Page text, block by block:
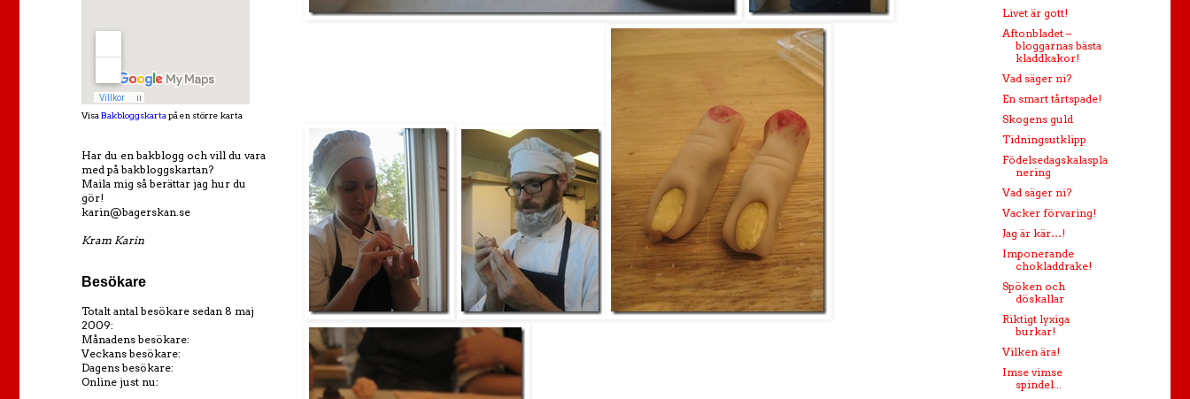
Visa Bakbloggskarta på en större karta
Har du en bakblogg och vill du vara
med på bakbloggskartan?
Maila mig så berättar jag hur du
gör!
karin@bagerskan.se
Kram Karin
Besökare
Totalt antal besökare sedan 8 maj
2009:
Månadens besökare:
Veckans besökare:
Dagens besökare:
Online just nu:
Livet är gott!
Aftonbladet –
bloggarnas bästa
kladdkakor!
Vad säger ni?
En smart tårtspade!
Skogens guld
Tidningsutklipp
Födelsedagskalaspla
nering
Vad säger ni?
Vacker förvaring!
Jag är kär…!
Imponerande
chokladdrake!
Spöken och
döskallar
Riktigt lyxiga
burkar!
Vilken ära!
Imse vimse
spindel...